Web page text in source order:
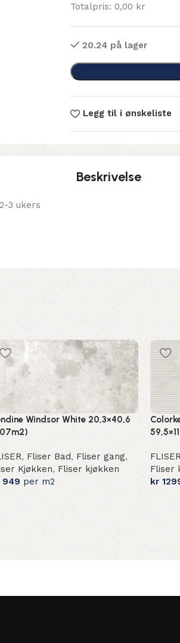
Totalpris: 0,00 kr
20.24 på lager
Legg til i ønskeliste
3 ukers
Beskrivelse
Windsor White 20,3×40,6
, Fliser Bad, Fliser gang,
Kjøkken, Fliser kjøkken
per m2
Fliser
kr